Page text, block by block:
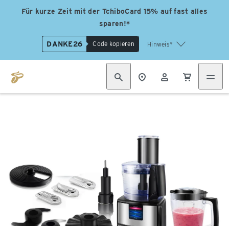
Für kurze Zeit mit der TchiboCard 15% auf fast alles
sparen!*
DANKE26 Code kopieren Hinweis*